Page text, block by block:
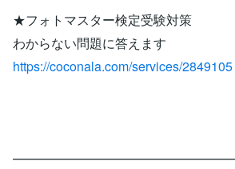
★フォトマスター検定受験対策
わからない問題に答えます
https://coconala.com/services/2849105